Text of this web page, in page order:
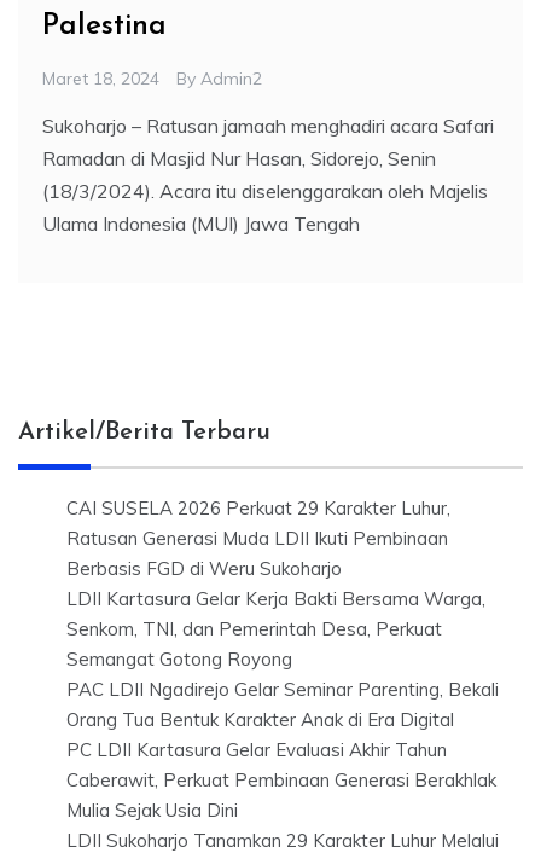
Palestina
Maret 18, 2024 By Admin2
Sukoharjo – Ratusan jamaah menghadiri acara Safari
Ramadan di Masjid Nur Hasan, Sidorejo, Senin
(18/3/2024). Acara itu diselenggarakan oleh Majelis
Ulama Indonesia (MUI) Jawa Tengah
Artikel/Berita Terbaru
CAI SUSELA 2026 Perkuat 29 Karakter Luhur,
Ratusan Generasi Muda LDII Ikuti Pembinaan
Berbasis FGD di Weru Sukoharjo
LDII Kartasura Gelar Kerja Bakti Bersama Warga,
Senkom, TNI, dan Pemerintah Desa, Perkuat
Semangat Gotong Royong
PAC LDII Ngadirejo Gelar Seminar Parenting, Bekali
Orang Tua Bentuk Karakter Anak di Era Digital
PC LDII Kartasura Gelar Evaluasi Akhir Tahun
Caberawit, Perkuat Pembinaan Generasi Berakhlak
Mulia Sejak Usia Dini
LDII Sukoharjo Tanamkan 29 Karakter Luhur Melalui